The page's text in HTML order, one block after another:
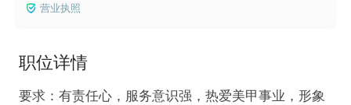
营业执照
职位详情
要求：有责任心，服务意识强，热爱美甲事业，形象